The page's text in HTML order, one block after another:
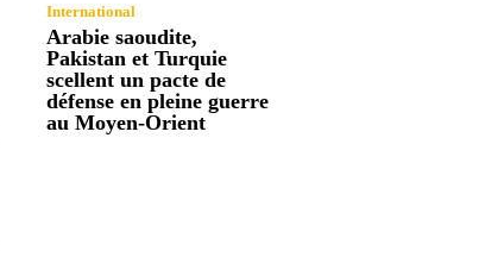
International
Arabie saoudite,
Pakistan et Turquie
scellent un pacte de
défense en pleine guerre
au Moyen-Orient